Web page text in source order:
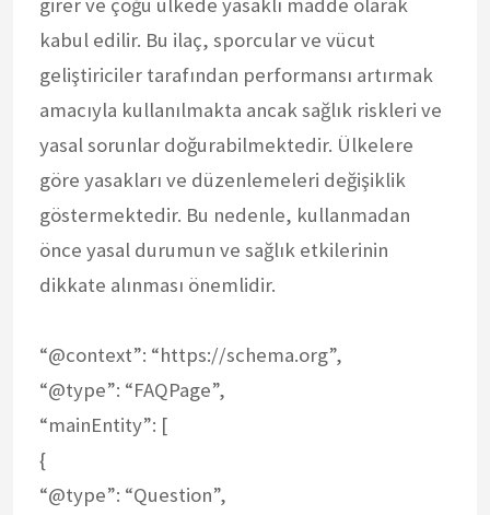
kabul edilir. Bu ilaç, sporcular ve vücut
geliştiriciler tarafından performansı artırmak
amacıyla kullanılmakta ancak sağlık riskleri ve
yasal sorunlar doğurabilmektedir. Ülkelere
göre yasakları ve düzenlemeleri değişiklik
göstermektedir. Bu nedenle, kullanmadan
önce yasal durumun ve sağlık etkilerinin
dikkate alınması önemlidir.
“@context”: “https://schema.org”,
“@type”: “FAQPage”,
“mainEntity”: [
{
“@type”: “Question”,